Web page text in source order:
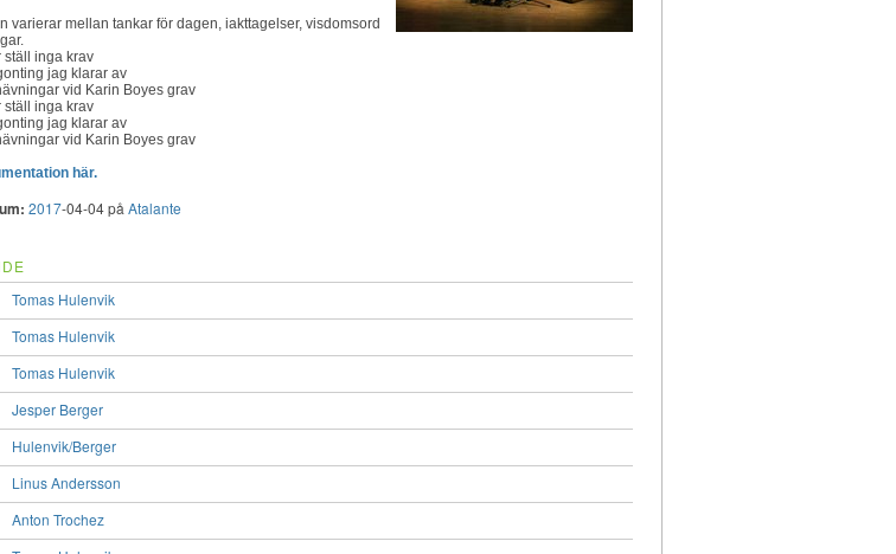
varierar mellan tankar för dagen, iakttagelser, visdomsord
ställ inga krav
jag klarar av
vid Karin Boyes grav
ställ inga krav
jag klarar av
vid Karin Boyes grav
här.
2017-04-04 på Atalante
Tomas Hulenvik
Tomas Hulenvik
Tomas Hulenvik
Jesper Berger
Hulenvik/Berger
Linus Andersson
Anton Trochez